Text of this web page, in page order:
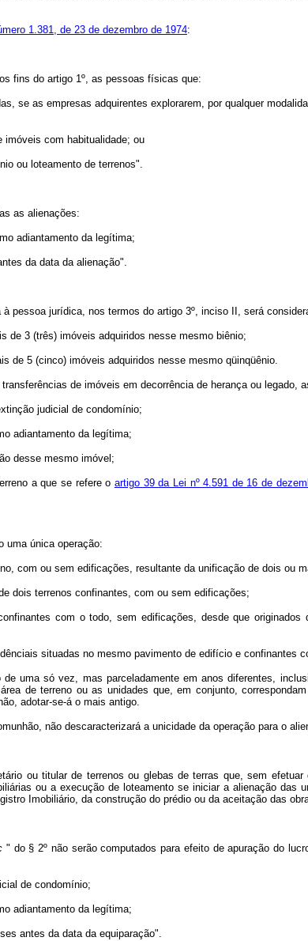
1.381, de 23 de dezembro de 1974:
fins do artigo 1º, as pessoas físicas que:
se as empresas adquirentes explorarem, por qualquer
imóveis com habitualidade; ou
ou loteamento de terrenos".
as alienações:
adiantamento da legítima;
da data da alienação".
pessoa jurídica, nos termos do artigo 3º, inciso II, será
de 3 (três) imóveis adquiridos nesse mesmo biênio;
de 5 (cinco) imóveis adquiridos nesse mesmo qüinqüênio.
de imóveis em decorrência de herança ou
judicial de condomínio;
adiantamento da legítima;
desse mesmo imóvel;
a que se refere o artigo 39 da Lei nº 4.591 de 16 de
uma única operação:
com ou sem edificações, resultante da unificação de dois ou
dois terrenos confinantes, com ou sem edificações;
com o todo, sem edificações, desde que
situadas no mesmo pavimento de edifício e confinantes
uma só vez, mas parceladamente em anos diferentes,
de terreno ou as unidades que, em conjunto,
adotar-se-á o mais antigo.
não descaracterizará a unicidade da operação para o
ou titular de terrenos ou glebas de terras que, sem
ou a execução de loteamento se iniciar a alienação das
Imobiliário, da construção do prédio ou da aceitação das
" do § 2º não serão computados para efeito de apuração do
de condomínio;
adiantamento da legítima;
antes da data da equiparação".